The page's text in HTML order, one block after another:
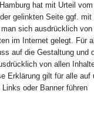
hat mit Urteil
gelinkten Seite ggf.
sich ausdrücklich
im Internet gelegt. Für
auf die Gestaltung und
von allen
Erklärung gilt für alle auf
oder Banner führen